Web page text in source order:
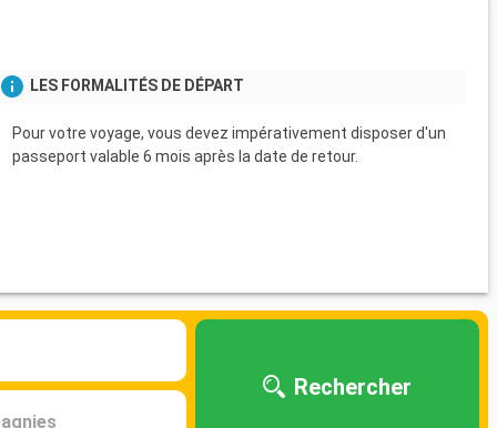
LES FORMALITÉS DE DÉPART
Pour votre voyage, vous devez impérativement disposer d'un
passeport valable 6 mois après la date de retour.
Rechercher